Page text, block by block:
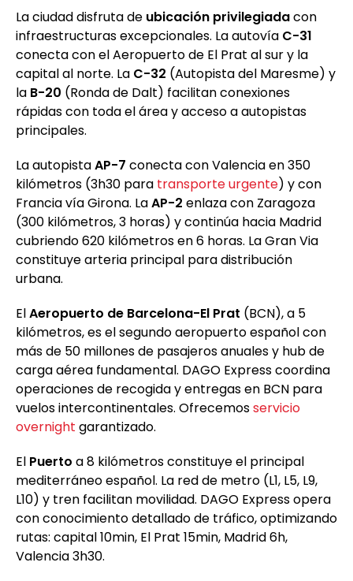
La ciudad disfruta de ubicación privilegiadacon
infraestructuras excepcionales. La autovía C-31
conecta con el Aeropuerto de El Prat al sur y la
capital al norte. La C-32 (Autopista del Maresme) y
la B-20 (Ronda de Dalt) facilitan conexiones
rápidas con toda el área y acceso a autopistas
principales.
La autopistaAP-7 conecta con Valencia en 350
kilómetros (3h30 para transporte urgente) y con
Francia vía Girona. LaAP-2 enlaza con Zaragoza
(300 kilómetros, 3 horas) y continúa hacia Madrid
cubriendo 620 kilómetros en 6 horas. La Gran Via
constituye arteria principal para distribución
urbana.
ElAeropuerto de Barcelona-El Prat (BCN), a 5
kilómetros, es el segundo aeropuerto español con
más de 50 millones de pasajeros anuales y hub de
carga aérea fundamental. DAGO Express coordina
operaciones de recogida y entregas en BCN para
vuelos intercontinentales. Ofrecemosservicio
overnight garantizado.
El Puerto a 8 kilómetros constituye el principal
mediterráneo español. La red de metro (L1, L5, L9,
L10) y tren facilitan movilidad. DAGO Express opera
con conocimiento detallado de tráfico, optimizando
rutas: capital 10min, El Prat 15min, Madrid 6h,
Valencia 3h30.